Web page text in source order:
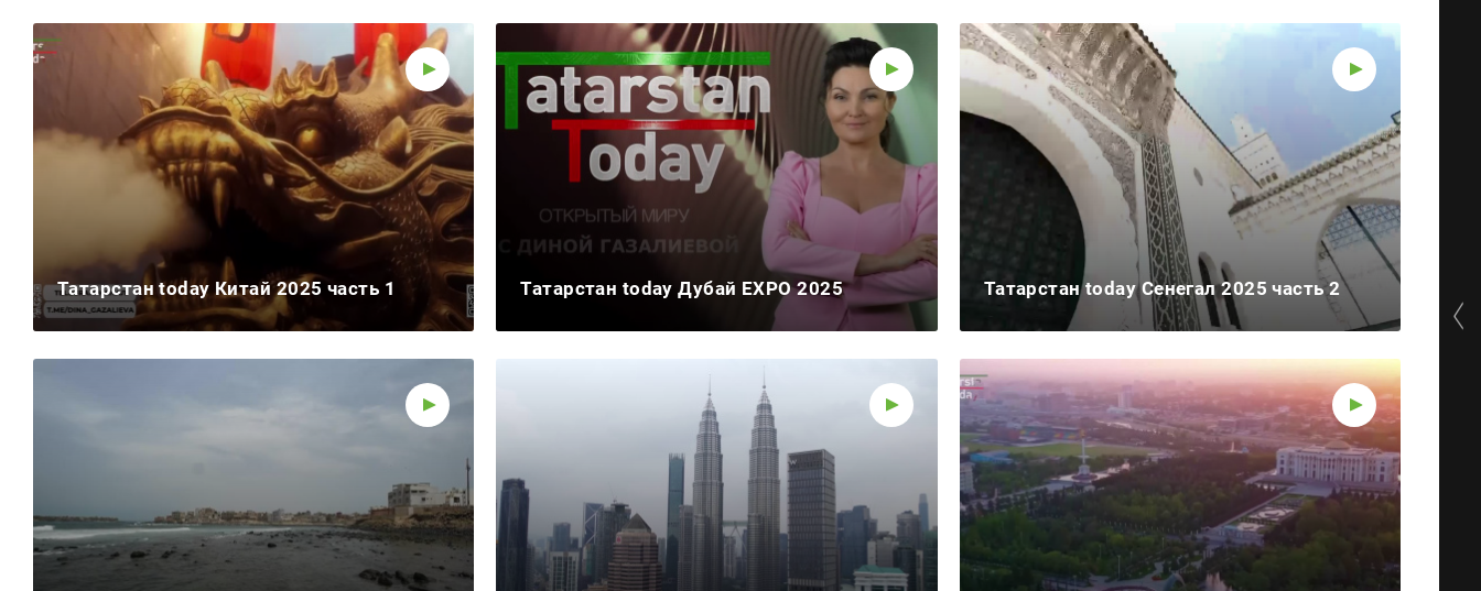
Татарстан today Китай 2025 часть 1 Татарстан today Дубай EXPO 2025 Татарстан today Сенегал 2025 часть 2